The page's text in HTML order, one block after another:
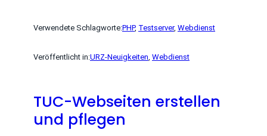
Verwendete Schlagworte:PHP, Testserver, Webdienst
Veröffentlicht in:URZ-Neuigkeiten, Webdienst
TUC-Webseiten erstellen
und pflegen